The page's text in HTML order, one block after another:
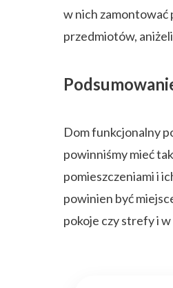
w nich zamontować
przedmiotów,
Dom funkcjonalny
powinniśmy mieć
pomieszczeniami i
powinien być
pokoje czy strefy i